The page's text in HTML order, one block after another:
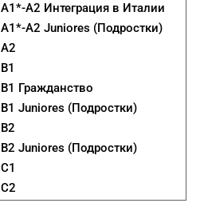
A1*-A2 Интеграция в Италии
A1*-A2 Juniores (Подростки)
A2
B1
B1 Гражданство
B1 Juniores (Подростки)
B2
B2 Juniores (Подростки)
C1
C2